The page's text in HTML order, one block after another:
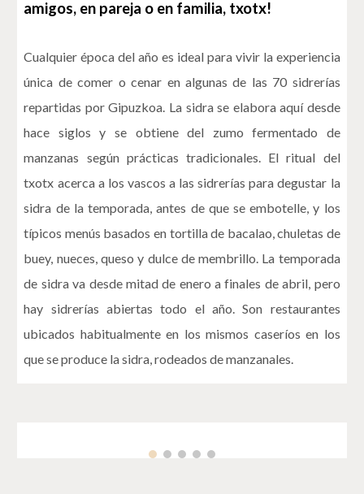
amigos, en pareja o en familia, txotx!
Cualquier época del año es ideal para vivir la experiencia
única de comer o cenar en algunas de las 70 sidrerías
repartidas por Gipuzkoa. La sidra se elabora aquí desde
hace siglos y se obtiene del zumo fermentado de
manzanas según prácticas tradicionales. El ritual del
txotx acerca a los vascos a las sidrerías para degustar la
sidra de la temporada, antes de que se embotelle, y los
típicos menús basados en tortilla de bacalao, chuletas de
buey, nueces, queso y dulce de membrillo. La temporada
de sidra va desde mitad de enero a finales de abril, pero
hay sidrerías abiertas todo el año. Son restaurantes
ubicados habitualmente en los mismos caseríos en los
que se produce la sidra, rodeados de manzanales.